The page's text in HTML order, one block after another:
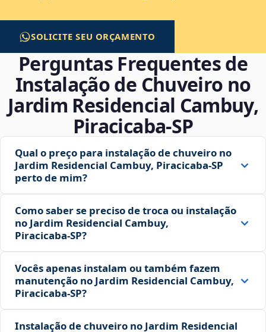
SOLICITE SEU ORÇAMENTO
Perguntas Frequentes de
Instalação de Chuveiro no
Jardim Residencial Cambuy,
Piracicaba‑SP
Qual o preço para instalação de chuveiro no
Jardim Residencial Cambuy, Piracicaba‑SP
perto de mim?
Como saber se preciso de troca ou instalação
no Jardim Residencial Cambuy,
Piracicaba‑SP?
Vocês apenas instalam ou também fazem
manutenção no Jardim Residencial Cambuy,
Piracicaba‑SP?
Instalação de chuveiro no Jardim Residencial